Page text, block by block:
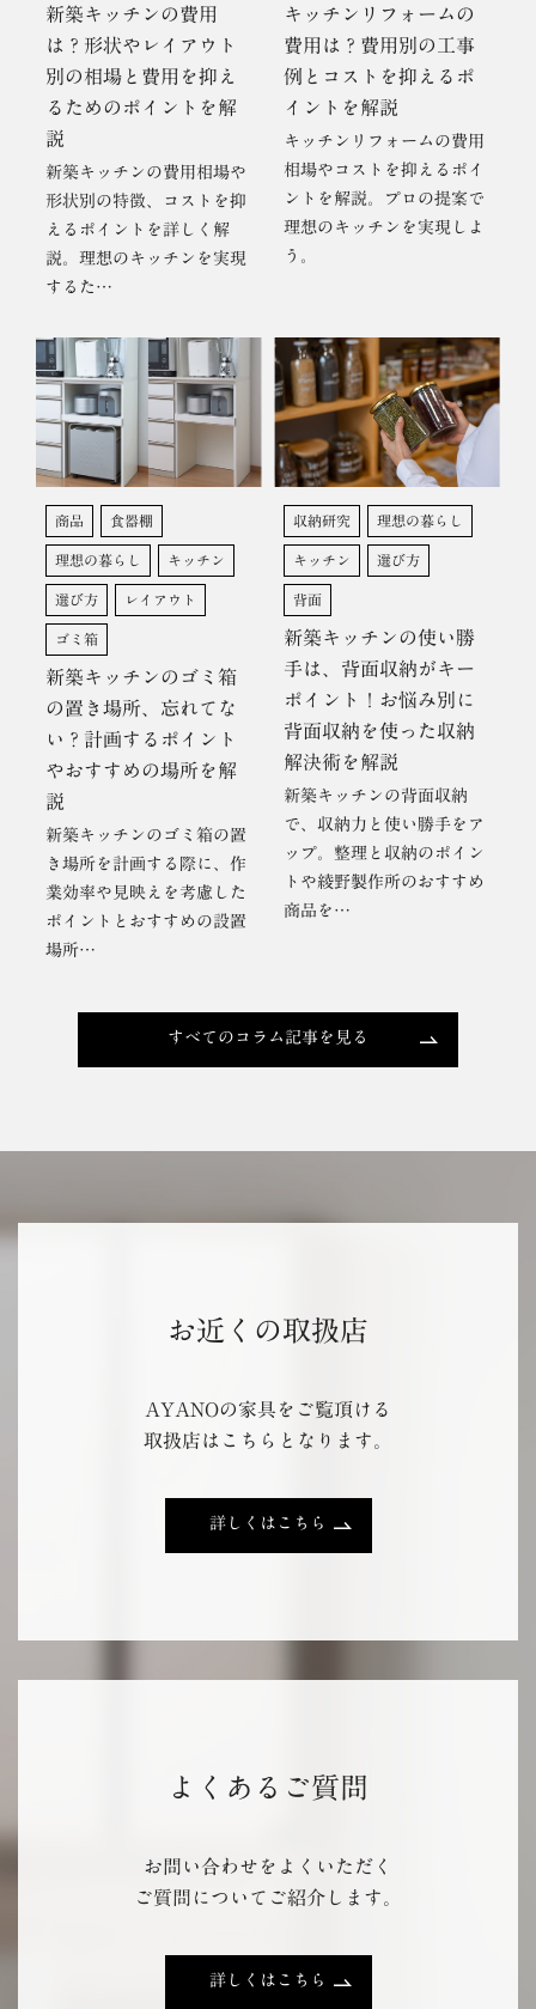
新築キッチンの費用
は？形状やレイアウト
別の相場と費用を抑え
るためのポイントを解
説
新築キッチンの費用相場や
形状別の特徴、コストを抑
えるポイントを詳しく解
説。理想のキッチンを実現
するた…
キッチンリフォームの
費用は？費用別の工事
例とコストを抑えるポ
イントを解説
キッチンリフォームの費用
相場やコストを抑えるポイ
ントを解説。プロの提案で
理想のキッチンを実現しよ
う。
商品 食器棚
理想の暮らし キッチン
選び方 レイアウト
ゴミ箱
新築キッチンのゴミ箱
の置き場所、忘れてな
い？計画するポイント
やおすすめの場所を解
説
新築キッチンのゴミ箱の置
き場所を計画する際に、作
業効率や見映えを考慮した
ポイントとおすすめの設置
場所…
収納研究 理想の暮らし
キッチン 選び方
背面
新築キッチンの使い勝
手は、背面収納がキー
ポイント！お悩み別に
背面収納を使った収納
解決術を解説
新築キッチンの背面収納
で、収納力と使い勝手をア
ップ。整理と収納のポイン
トや綾野製作所のおすすめ
商品を…
すべてのコラム記事を見る
お近くの取扱店
AYANOの家具をご覧頂ける
取扱店はこちらとなります。
詳しくはこちら
よくあるご質問
お問い合わせをよくいただく
ご質問についてご紹介します。
詳しくはこちら